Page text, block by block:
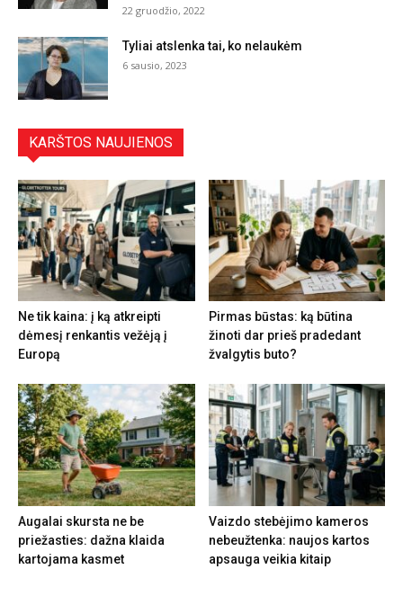
22 gruodžio, 2022
Tyliai atslenka tai, ko nelaukėm
6 sausio, 2023
KARŠTOS NAUJIENOS
Ne tik kaina: į ką atkreipti
dėmesį renkantis vežėją į
Europą
Pirmas būstas: ką būtina
žinoti dar prieš pradedant
žvalgytis buto?
Augalai skursta ne be
priežasties: dažna klaida
kartojama kasmet
Vaizdo stebėjimo kameros
nebeužtenka: naujos kartos
apsauga veikia kitaip